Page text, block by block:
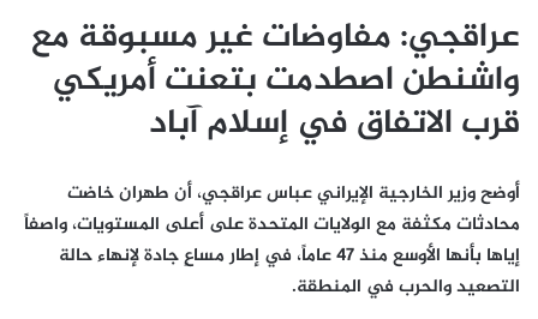
عراقجي: مفاوضات غير مسبوقة مع
واشنطن اصطدمت بتعنت أمريكي
قرب الاتفاق في إسلام آباد
أوضح وزير الخارجية الإيراني عباس عراقجي، أن طهران خاضت
محادثات مكثفة مع الولايات المتحدة على أعلى المستويات، واصفاً
إياها بأنها الأوسع منذ 47 عاماً، في إطار مساعٍ جادة لإنهاء حالة
التصعيد والحرب في المنطقة.